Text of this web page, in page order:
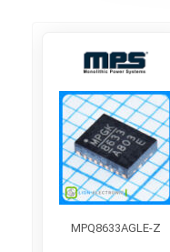
MPQ8633AGLE-Z